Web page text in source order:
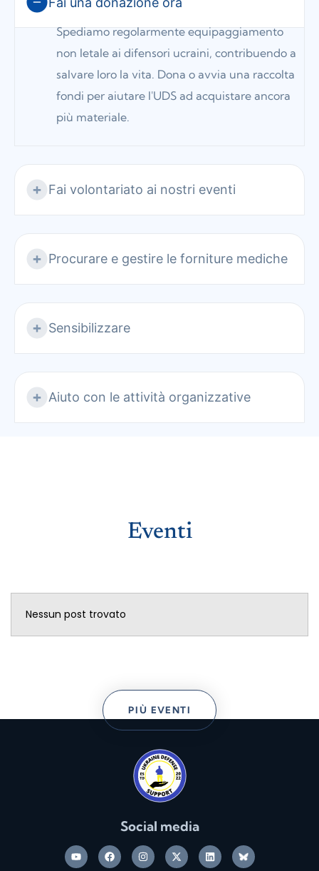
Spediamo regolarmente equipaggiamento
non letale ai difensori ucraini, contribuendo a
salvare loro la vita. Dona o avvia una raccolta
fondi per aiutare l'UDS ad acquistare ancora
più materiale.
Fai volontariato ai nostri eventi
Procurare e gestire le forniture mediche
Sensibilizzare
Aiuto con le attività organizzative
Eventi
Nessun post trovato
PIÙ EVENTI
Social media